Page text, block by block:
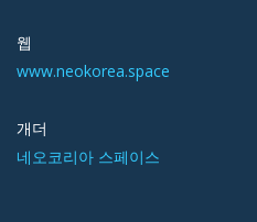
웹
www.neokorea.space
개더
네오코리아 스페이스